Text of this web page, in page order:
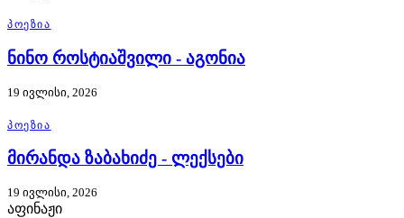
ᲞᲝᲔᲖᲘᲐ
ნინო როსტიაშვილი - აგონია
19 ივლისი, 2026
ᲞᲝᲔᲖᲘᲐ
მირანდა ზაბახიძე - ლექსები
19 ივლისი, 2026
აფინაჟი